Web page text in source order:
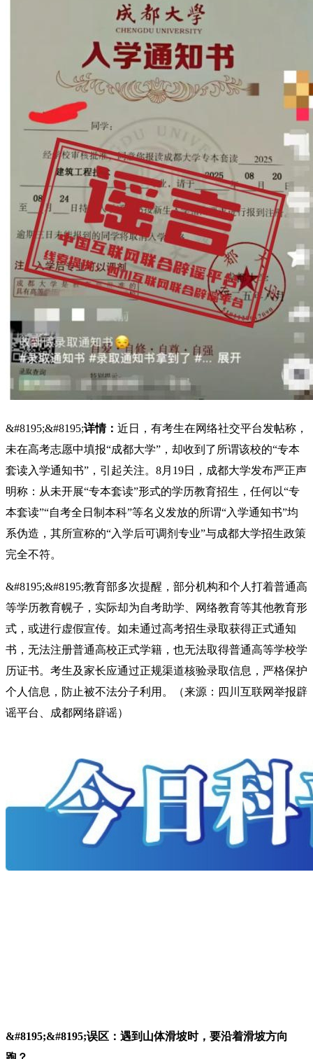
&#8195;&#8195;详情： 近日，有考生在网络社交平台发帖称，
未在高考志愿中填报“成都大学”，却收到了所谓该校的“专本
套读入学通知书”，引起关注。8月19日，成都大学发布严正声
明称：从未开展“专本套读”形式的学历教育招生，任何以“专
本套读”“自考全日制本科”等名义发放的所谓“入学通知书”均
系伪造，其所宣称的“入学后可调剂专业”与成都大学招生政策
完全不符。
&#8195;&#8195;教育部多次提醒，部分机构和个人打着普通高
等学历教育幌子，实际却为自考助学、网络教育等其他教育形
式，或进行虚假宣传。如未通过高考招生录取获得正式通知
书，无法注册普通高校正式学籍，也无法取得普通高等学校学
历证书。考生及家长应通过正规渠道核验录取信息，严格保护
个人信息，防止被不法分子利用。（来源：四川互联网举报辟
谣平台、成都网络辟谣）
&#8195;&#8195;误区：遇到山体滑坡时，要沿着滑坡方向